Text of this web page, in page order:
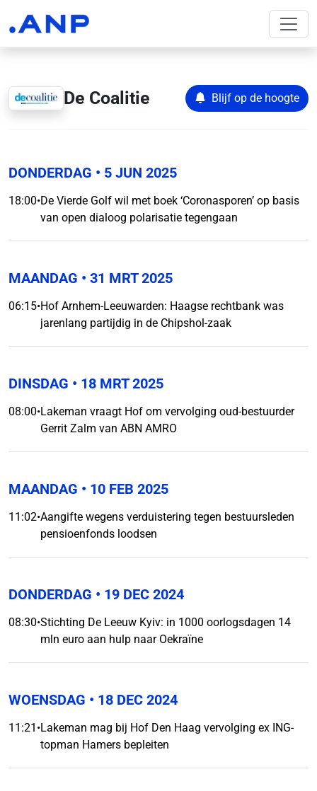
De Coalitie Blijf op de hoogte
DONDERDAG • 5 JUN 2025
18:00•De Vierde Golf wil met boek ‘Coronasporen’ op basis
van open dialoog polarisatie tegengaan
MAANDAG • 31 MRT 2025
06:15•Hof Arnhem-Leeuwarden: Haagse rechtbank was
jarenlang partijdig in de Chipshol-zaak
DINSDAG • 18 MRT 2025
08:00•Lakeman vraagt Hof om vervolging oud-bestuurder
Gerrit Zalm van ABN AMRO
MAANDAG • 10 FEB 2025
11:02•Aangifte wegens verduistering tegen bestuursleden
pensioenfonds loodsen
DONDERDAG • 19 DEC 2024
08:30•Stichting De Leeuw Kyiv: in 1000 oorlogsdagen 14
mln euro aan hulp naar Oekraïne
WOENSDAG • 18 DEC 2024
11:21 •Lakeman mag bij Hof Den Haag vervolging ex ING-
topman Hamers bepleiten